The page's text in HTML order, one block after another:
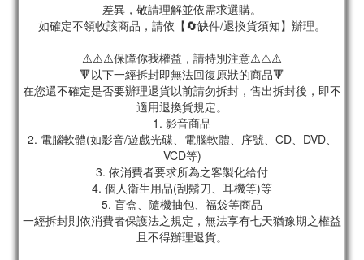
差異，敬請理解並依需求選購。
如確定不領收該商品，請依【🔄缺件/退換貨須知】辦理。
⚠️⚠️⚠️保障你我權益，請特別注意⚠️⚠️⚠️
🔻以下一經拆封即無法回復原狀的商品🔻
在您還不確定是否要辦理退貨以前請勿拆封，售出拆封後，即不
適用退換貨規定。
1. 影音商品
2. 電腦軟體(如影音/遊戲光碟、電腦軟體、序號、CD、DVD、
VCD等)
3. 依消費者要求所為之客製化給付
4. 個人衛生用品(刮鬍刀、耳機等)等
5. 盲盒、隨機抽包、福袋等商品
一經拆封則依消費者保護法之規定，無法享有七天猶豫期之權益
且不得辦理退貨。